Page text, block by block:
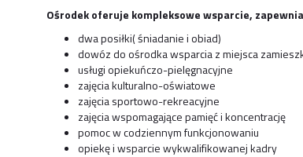
Ośrodek oferuje kompleksowe wsparcie,
dwa posiłki( śniadanie i obiad)
dowóz do ośrodka wsparcia z miejsca
usługi opiekuńczo-pielęgnacyjne
zajęcia kulturalno-oświatowe
zajęcia sportowo-rekreacyjne
zajęcia wspomagające pamięć i koncentrację
pomoc w codziennym funkcjonowaniu
opiekę i wsparcie wykwalifikowanej kadry